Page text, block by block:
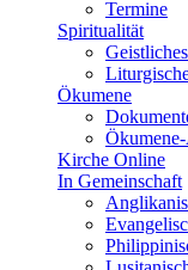
Termine
Spiritualität
Ökumene
Kirche Online
In Gemeinschaft